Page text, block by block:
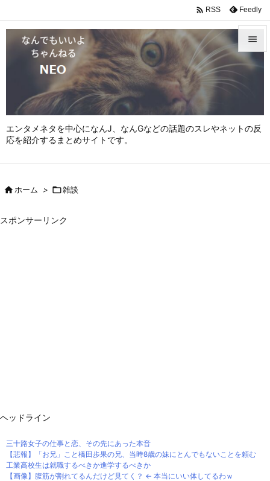
エンタメネタを中心になんJ、なんGなどの話題のスレやネットの反
応を紹介するまとめサイトです。



 RSS Feedly
ホーム > 雑談
スポンサーリンク
ヘッドライン
三十路女子の仕事と恋、その先にあった本音
【悲報】「お兄」こと橋田歩果の兄、当時8歳の妹にとんでもないことを頼む
工業高校生は就職するべきか進学するべきか
【画像】腹筋が割れてるんだけど見てく？ ← 本当にいい体してるわｗ